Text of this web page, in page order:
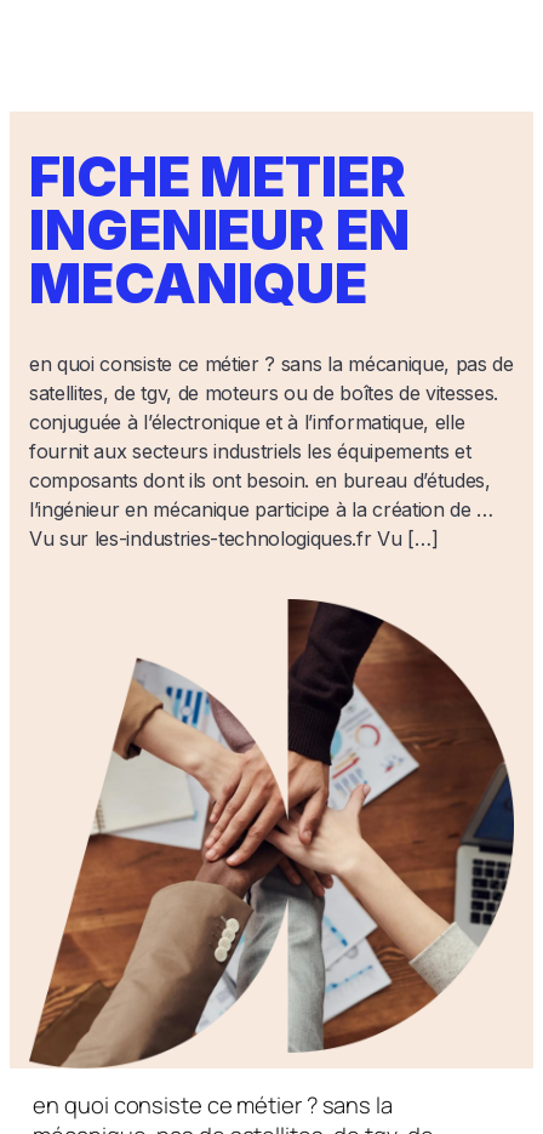
FICHE METIER
INGENIEUR EN
MECANIQUE
en quoi consiste ce métier ? sans la mécanique, pas de
satellites, de tgv, de moteurs ou de boîtes de vitesses.
conjuguée à l’électronique et à l’informatique, elle
fournit aux secteurs industriels les équipements et
composants dont ils ont besoin. en bureau d’études,
l’ingénieur en mécanique participe à la création de …
Vu sur les-industries-technologiques.fr Vu […]
en quoi consiste ce métier ? sans la